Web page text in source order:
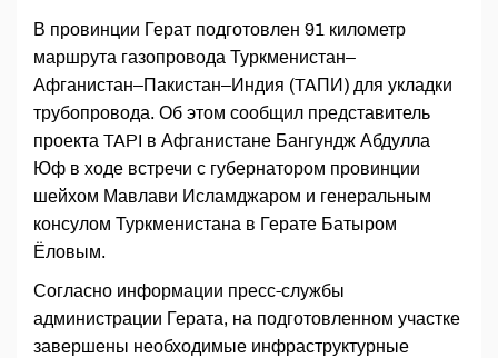
В провинции Герат подготовлен 91 километр
маршрута газопровода Туркменистан–
Афганистан–Пакистан–Индия (TAПИ) для укладки
трубопровода. Об этом сообщил представитель
проекта TAPI в Афганистане Бангундж Абдулла
Юф в ходе встречи с губернатором провинции
шейхом Мавлави Исламджаром и генеральным
консулом Туркменистана в Герате Батыром
Ёловым.
Согласно информации пресс-службы
администрации Герата, на подготовленном участке
завершены необходимые инфраструктурные